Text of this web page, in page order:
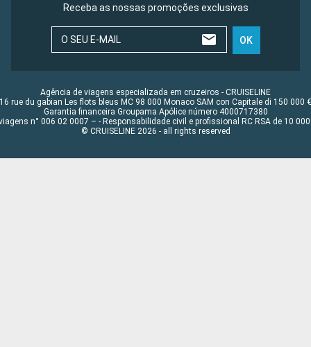
Receba as nossas promoções exclusivas
O SEU E-MAIL OK
Agência de viagens especializada em cruzeiros - CRUISELINE
16 rue du gabian Les flots bleus MC 98 000 Monaco SAM con Capitale di 150 000 €
Garantia financeira Groupama Apólice número 4000717380
n° 006 02 0007 – - Responsabilidade civil e profissional RC RSA de 10 000
© CRUISELINE 2026 - all rights reserved